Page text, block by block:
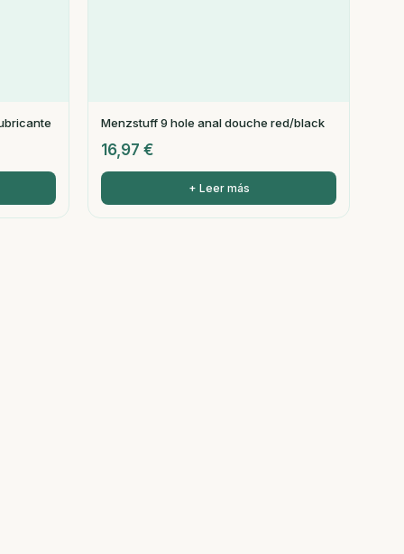
Menzstuff 9 hole anal douche red/black
16,97 €
+ Leer más